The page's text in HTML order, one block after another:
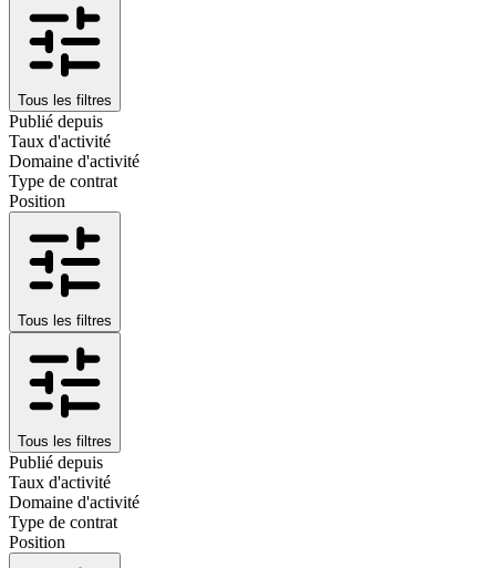
Tous les filtres
Publié depuis
Taux d'activité
Domaine d'activité
Type de contrat
Position
Tous les filtres
Tous les filtres
Publié depuis
Taux d'activité
Domaine d'activité
Type de contrat
Position